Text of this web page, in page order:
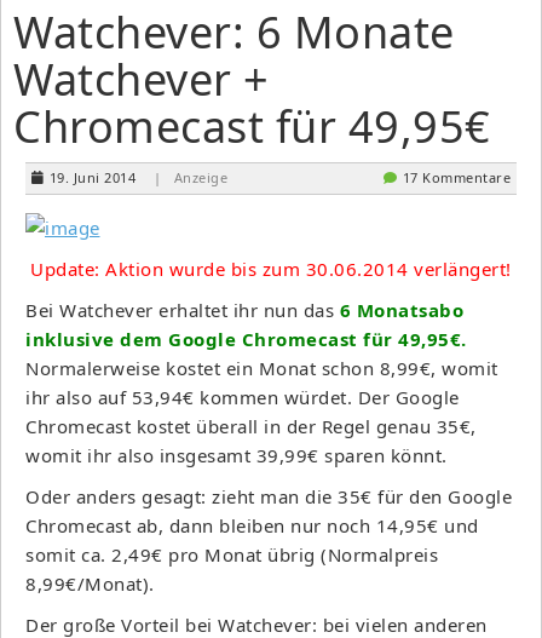
Watchever: 6 Monate
Watchever +
Chromecast für 49,95€
19. Juni 2014 | Anzeige 17 Kommentare
Update: Aktion wurde bis zum 30.06.2014 verlängert!
Bei Watchever erhaltet ihr nun das 6 Monatsabo
inklusive dem Google Chromecast für 49,95€.
Normalerweise kostet ein Monat schon 8,99€, womit
ihr also auf 53,94€ kommen würdet. Der Google
Chromecast kostet überall in der Regel genau 35€,
womit ihr also insgesamt 39,99€ sparen könnt.
Oder anders gesagt: zieht man die 35€ für den Google
Chromecast ab, dann bleiben nur noch 14,95€ und
somit ca. 2,49€ pro Monat übrig (Normalpreis
8,99€/Monat).
Der große Vorteil bei Watchever: bei vielen anderen